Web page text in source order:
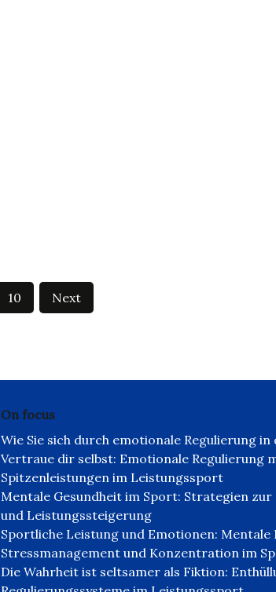
10 Next
On focus
Wie Sie sich durch emotionale Regulierung
Vertraue dir selbst: Emotionale Regulierung
Spitzenleistungen im Leistungssport
Mentale Gesundheit im Sport: Strategien
und Leistungssteigerung
Sportliche Leistung und Emotionen: Mentale
Stressmanagement und Konzentration im
Die Wahrheit ist seltsamer als Fiktion: